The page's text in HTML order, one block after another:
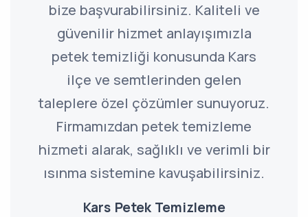
bize başvurabilirsiniz. Kaliteli ve
güvenilir hizmet anlayışımızla
petek temizliği konusunda Kars
ilçe ve semtlerinden gelen
taleplere özel çözümler sunuyoruz.
Firmamızdan petek temizleme
hizmeti alarak, sağlıklı ve verimli bir
ısınma sistemine kavuşabilirsiniz.
Kars Petek Temizleme